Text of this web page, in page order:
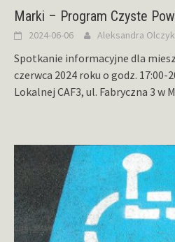
Marki – Program Czyste
2024-06-06 Aleksandra Olczyk
Spotkanie informacyjne dla
czerwca 2024 roku o godz. 17:00-
Lokalnej CAF3, ul. Fabryczna 3 w